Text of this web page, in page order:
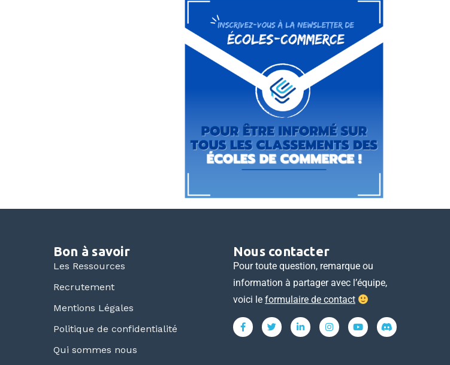
Bon à savoir
Les Ressources
Recrutement
Mentions Légales
Politique de confidentialité
Qui sommes nous
Nous contacter
Pour toute question, remarque ou
information à partager avec l’équipe,
voici le formulaire de contact